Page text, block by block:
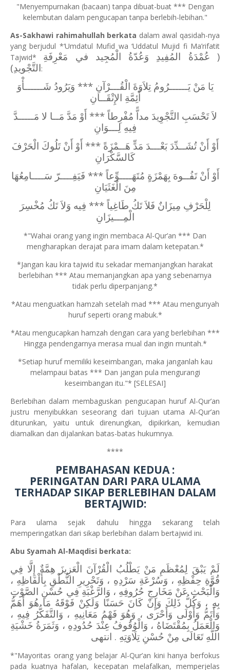
"Menyempurnakan (bacaan) tanpa dibuat-buat *** Dengan
kelembutan dalam pengucapan tanpa berlebih-lebihan."
As-Sakhawi rahimahullah berkata dalam awal qasidah-nya
yang berjudul *‘Umdatul Mufid wa ‘Uddatul Mujid fi Ma’rifatit
Tajwid* ( عُمْدَةُ المُفِيدِ وَعُدّةُ الْمُجِيد في مَعْرِفَةِ
التَّجْويدِ):
يَا مَنْ يَــــــرُومُ تِلاَوَةَ الْقُـــرْآنِ *** وَيَرُودُ شَــــــأْوَ
أَئِمَّةِ الإِتْقَــانِ
لاَ تَحْسَبِ التَّجْوِيدَ مداًّ مُفْرِطاً *** أَوْ مَدَّ مَــا لا مَـــــدَّ
فِيهِ لِـــوَانِ
أَوْ أَنْ تُشَــدِّدَ بَعْـــدَ مَدٍّ هَــمْزَةً *** أَوْ أَنْ تَلُوكَ الْحَرْفَ
كَالسَّكْرَانِ
أَوْ أَنْ تَفُــوهَ بِهَمْزَةٍ مُتَهَــــوِّعاً *** فَيَفِــــرّ سَــــامِعُهَا
مِنَ الْغَثَيَانِ
لِلْحَرْفِ مِيزَانٌ فَلاَ تَكُ طَاغِياً *** فِيه وَلاَ تَكُ مُخْسِرَ
الْمِـــيزَانِ
*"Wahai orang yang ingin membaca Al-Qur’an *** Dan
mengharapkan derajat para imam dalam ketepatan.*
*Jangan kau kira tajwid itu sekadar memanjangkan harakat
berlebihan *** Atau memanjangkan apa yang sebenarnya
tidak perlu diperpanjang.*
*Atau menguatkan hamzah setelah mad *** Atau mengunyah
huruf seperti orang mabuk.*
*Atau mengucapkan hamzah dengan cara yang berlebihan ***
Hingga pendengarnya merasa mual dan ingin muntah.*
*Setiap huruf memiliki keseimbangan, maka janganlah kau
melampaui batas *** Dan jangan pula mengurangi
keseimbangan itu."* [SELESAI]
Berlebihan dalam membaguskan pengucapan huruf Al-Qur’an
justru menyibukkan seseorang dari tujuan utama Al-Qur’an
diturunkan, yaitu untuk direnungkan, dipikirkan, kemudian
diamalkan dan dijalankan batas-batas hukumnya.
****
PEMBAHASAN KEDUA :
PERINGATAN DARI PARA ULAMA
TERHADAP SIKAP BERLEBIHAN DALAM
BERTAJWID:
Para ulama sejak dahulu hingga sekarang telah
memperingatkan dari sikap berlebihan dalam bertajwid ini.
Abu Syamah Al-Maqdisi berkata:
لَمْ يَبْقَ لِمُعْظَمِ مَنْ يَطْلُبُ الْقُرْآنَ الْعَزِيزَ هِمَّةٌ إِلَّا فِي
قُوَّةِ حِفْظِهِ ، وَسُرْعَةِ سَرْدِهِ ، وَتَحْرِيرِ النُّطْقِ بِأَلْفَاظِهِ ،
وَالْبَحْثِ عَنْ مَخَارِجِ حُرُوفِهِ ، وَالرَّغْبَةِ فِي حُسْنِ الصَّوْتِ
بِهِ ، وَكُلُّ ذَلِكَ وَإِنْ كَانَ حَسَنًا وَلَكِنْ فَوْقَهُ مَا هُوَ أَهَمُّ
وَأَتَمُّ وَأَوْلَى وَأَحْرَى ، وَهُوَ فَهْمُ مَعَانِيهِ ، وَالتَّفَكُّرُ فِيهِ ،
وَالْعَمَلُ بِمُقْتَضَاهُ ، وَالْوُقُوفُ عِنْدَ حُدُودِهِ ، وَثَمَرَةُ خَشْيَةِ
اللَّهِ تَعَالَى مِنْ حُسْنِ تِلَاوَتِهِ . انتهى
*"Mayoritas orang yang belajar Al-Qur’an kini hanya berfokus
pada kuatnya hafalan, kecepatan melafalkan, memperjelas